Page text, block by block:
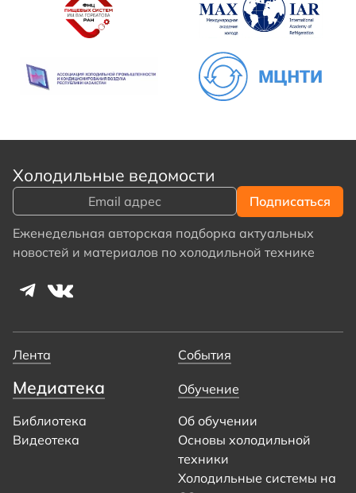
Холодильные ведомости
Еженедельная авторская подборка актуальных
новостей и материалов по холодильной технике
Лента События
Медиатека
Библиотека
Видеотека
Обучение
Об обучении
Основы холодильной
техники
Холодильные системы на